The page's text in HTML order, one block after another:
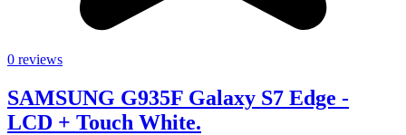
0 reviews
SAMSUNG G935F Galaxy S7 Edge -
LCD + Touch White.